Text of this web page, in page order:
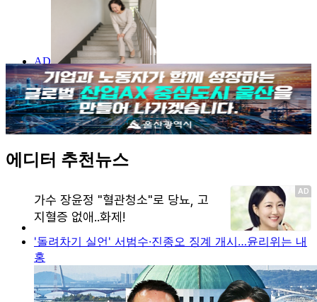
에디터 추천뉴스
'돌려차기 실언' 서범수·진종오 징계 개시…윤리위는 내
홍